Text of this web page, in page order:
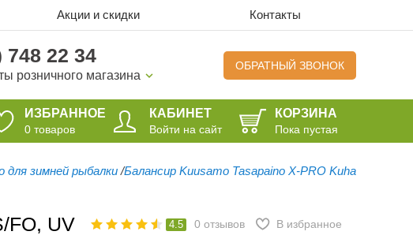
Акции и скидки Контакты
748 22 34
розничного магазина
ОБРАТНЫЙ ЗВОНОК
ИЗБРАННОЕ
0 товаров
КАБИНЕТ
Войти на сайт
КОРЗИНА
Пока пустая
для зимней рыбалки /Балансир Kuusamo Tasapaino X-PRO Kuha
FO, UV 4.5 0 отзывов В избранное